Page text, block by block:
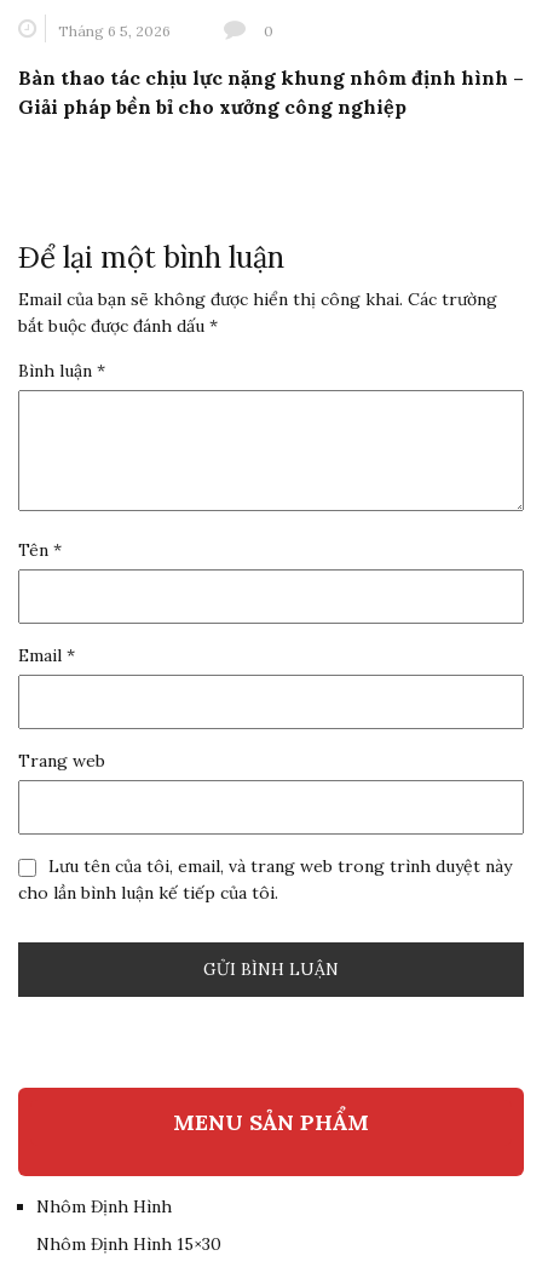
Tháng 6 5, 2026 0
Bàn thao tác chịu lực nặng khung nhôm định hình –
Giải pháp bền bỉ cho xưởng công nghiệp
Để lại một bình luận
Email của bạn sẽ không được hiển thị công khai. Các trường
bắt buộc được đánh dấu *
Bình luận *
Tên *
Email *
Trang web
Lưu tên của tôi, email, và trang web trong trình duyệt này
cho lần bình luận kế tiếp của tôi.
MENU SẢN PHẨM
Nhôm Định Hình
Nhôm Định Hình 15×30